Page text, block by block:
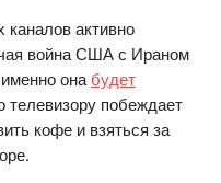
активно
война США с Ираном
она будет
телевизору побеждает
кофе и взяться за